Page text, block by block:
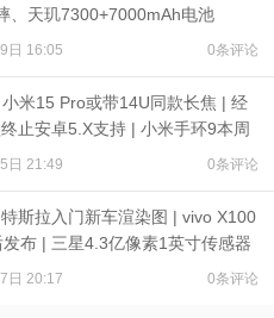
、天玑7300+7000mAh电池
日 16:05 0条评论
米15 Pro或带14U同款长焦 | 经
止安卓5.X支持 | 小米手环9本周
日 21:49 0条评论
斯拉入门新车渲染图 | vivo X100
布 | 三星4.3亿像素1英寸传感器
日 20:17 0条评论